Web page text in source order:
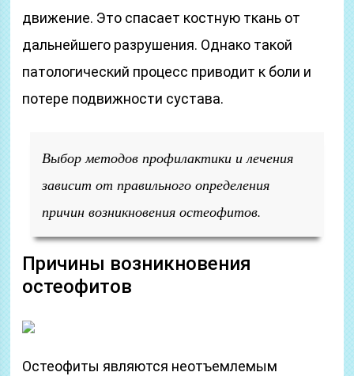
движение. Это спасает костную ткань от
дальнейшего разрушения. Однако такой
патологический процесс приводит к боли и
потере подвижности сустава.
Выбор методов профилактики и лечения
зависит от правильного определения
причин возникновения остеофитов.
Причины возникновения
остеофитов
Остеофиты являются неотъемлемым